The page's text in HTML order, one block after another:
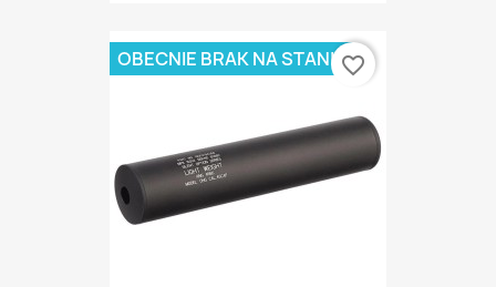
OBECNIE BRAK NA STANIEfavorite_border